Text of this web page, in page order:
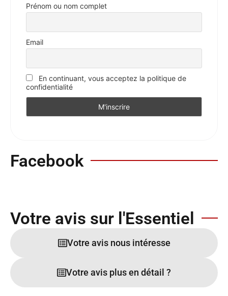
Prénom ou nom complet
Email
En continuant, vous acceptez la politique de
confidentialité
Facebook
Votre avis sur l'Essentiel
Votre avis nous intéresse
Votre avis plus en détail ?